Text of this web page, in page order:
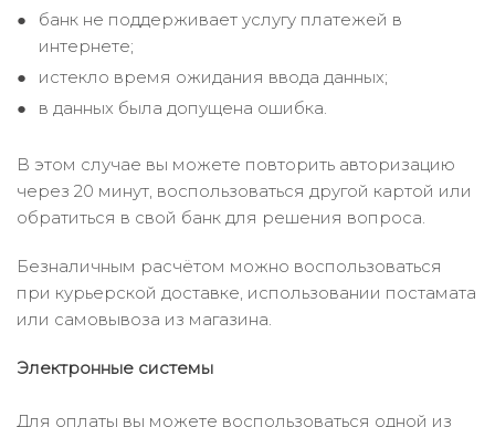
банк не поддерживает услугу платежей в
интернете;
истекло время ожидания ввода данных;
в данных была допущена ошибка.
В этом случае вы можете повторить авторизацию
через 20 минут, воспользоваться другой картой или
обратиться в свой банк для решения вопроса.
Безналичным расчётом можно воспользоваться
при курьерской доставке, использовании постамата
или самовывоза из магазина.
Электронные системы
Для оплаты вы можете воспользоваться одной из